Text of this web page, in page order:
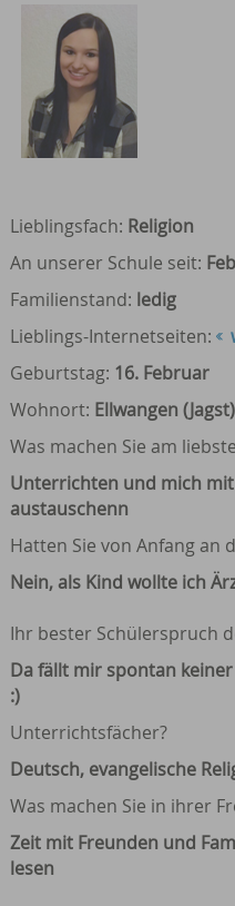
Lieblingsfach: Religion
An unserer Schule seit:
Familienstand: ledig
Lieblings-Internetseiten:
Geburtstag: 16. Februar
Wohnort: Ellwangen (Jagst)
Was machen Sie am
Unterrichten und mich
austauschenn
Hatten Sie von Anfang an
Nein, als Kind wollte ich
Ihr bester Schülerspruch
Da fällt mir spontan
:)
Unterrichtsfächer?
Deutsch, evangelische
Was machen Sie in ihrer
Zeit mit Freunden und
lesen